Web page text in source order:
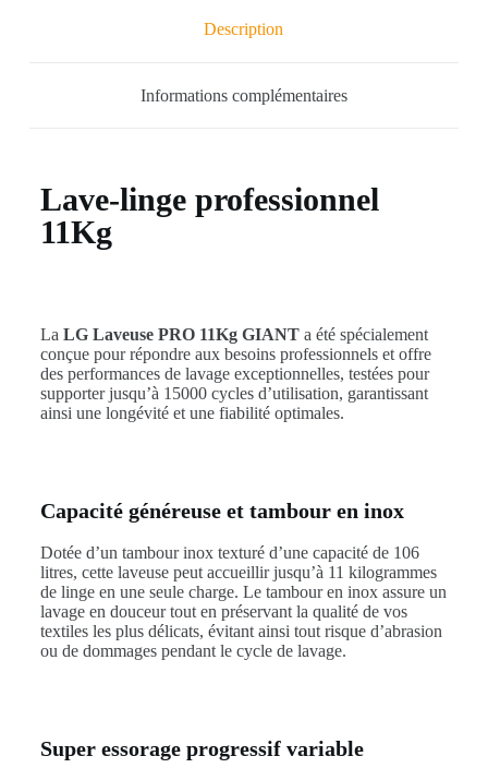
Description
Informations complémentaires
Lave-linge professionnel
11Kg
La LG Laveuse PRO 11Kg GIANTa été spécialement
conçue pour répondre aux besoins professionnels et offre
des performances de lavage exceptionnelles, testées pour
supporter jusqu’à 15000 cycles d’utilisation, garantissant
ainsi une longévité et une fiabilité optimales.
Capacité généreuse et tambour en inox
Dotée d’un tambour inox texturé d’une capacité de 106
litres, cette laveuse peut accueillir jusqu’à 11 kilogrammes
de linge en une seule charge. Le tambour en inox assure un
lavage en douceur tout en préservant la qualité de vos
textiles les plus délicats, évitant ainsi tout risque d’abrasion
ou de dommages pendant le cycle de lavage.
Super essorage progressif variable